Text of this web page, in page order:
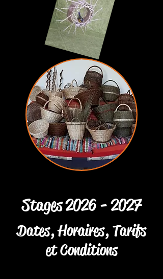
Stages2026 - 2027
Dates, Horaires, Tarifs
et Conditions